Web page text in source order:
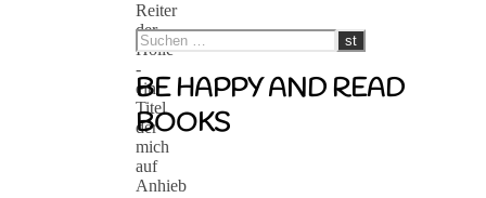
Reiter
der
Hölle
-
ein
Titel
der
mich
auf
Anhieb
BE HAPPY AND READ
BOOKS